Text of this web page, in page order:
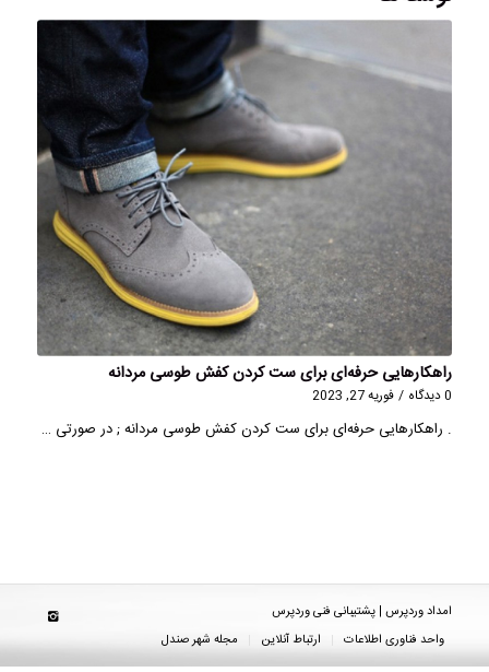
راهکارهایی حرفه‌ای برای ست کردن کفش طوسی مردانه
0 دیدگاه / فوریه 27, 2023
. راهکارهایی حرفه‌ای برای ست کردن کفش طوسی مردانه ; در صورتی …
امداد وردپرس | پشتیبانی فنی وردپرس
واحد فناوری اطلاعات
ارتباط آنلاین مجله شهر صندل